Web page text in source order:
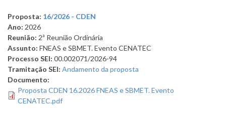
Proposta: 16/2026 - CDEN
Ano: 2026
Reunião: 2ª Reunião Ordinária
Assunto: FNEAS e SBMET. Evento CENATEC
Processo SEI: 00.002071/2026-94
Tramitação SEI: Andamento da proposta
Documento:
Proposta CDEN 16.2026 FNEAS e SBMET. Evento
CENATEC.pdf